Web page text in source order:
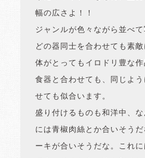
幅の広さよ！！
ジャンルが色々ながら並べ
どの器同士を合わせても素
体がとってもイロドリ豊な
食器と合わせても、同じよ
せても似合います。
盛り付けるものも和洋中、
には青椒肉絲とか合いそう
ーキが合いそうだな。これ